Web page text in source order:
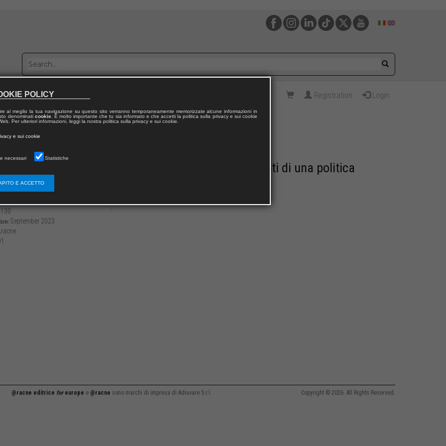
with us Registration Login
non può sostituire il medico. Proposte deliranti di una politica
September 2023
@racne editrice foreurope e @racne sono marchi di impresa di Adiuvare S.r.l. Copyright © 2026. All Rights Reserved.
POLICY
al meglio la tua navigazione su questo sito verranno temporaneamente memorizzate alcune informazioni in
denominati cookie. È molto importante che tu sia informato e che accetti la politica sulla privacy e sui cookie
Per ulteriori informazioni, leggi la nostra politica sulla privacy e sui cookie.
e sui cookie
necessari Statistiche
E ACCETTO